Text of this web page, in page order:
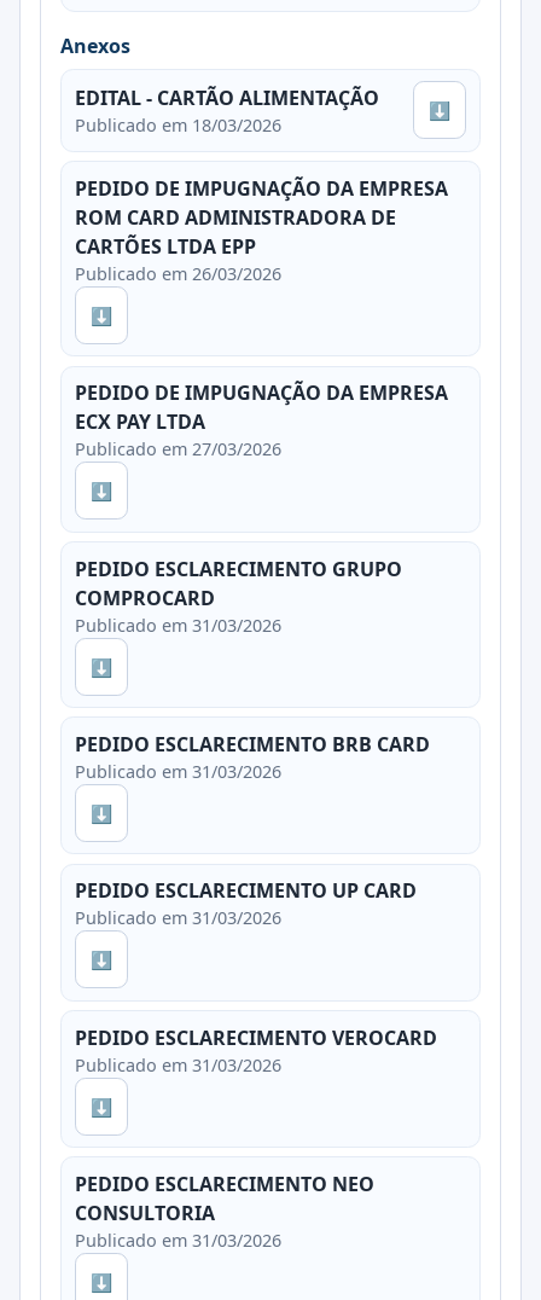
Anexos
EDITAL - CARTÃO ALIMENTAÇÃO
Publicado em 18/03/2026
⬇
PEDIDO DE IMPUGNAÇÃO DA EMPRESA
ROM CARD ADMINISTRADORA DE
CARTÕES LTDA EPP
Publicado em 26/03/2026
⬇
PEDIDO DE IMPUGNAÇÃO DA EMPRESA
ECX PAY LTDA
Publicado em 27/03/2026
⬇
PEDIDO ESCLARECIMENTO GRUPO
COMPROCARD
Publicado em 31/03/2026
⬇
PEDIDO ESCLARECIMENTO BRB CARD
Publicado em 31/03/2026
⬇
PEDIDO ESCLARECIMENTO UP CARD
Publicado em 31/03/2026
⬇
PEDIDO ESCLARECIMENTO VEROCARD
Publicado em 31/03/2026
⬇
PEDIDO ESCLARECIMENTO NEO
CONSULTORIA
Publicado em 31/03/2026
⬇